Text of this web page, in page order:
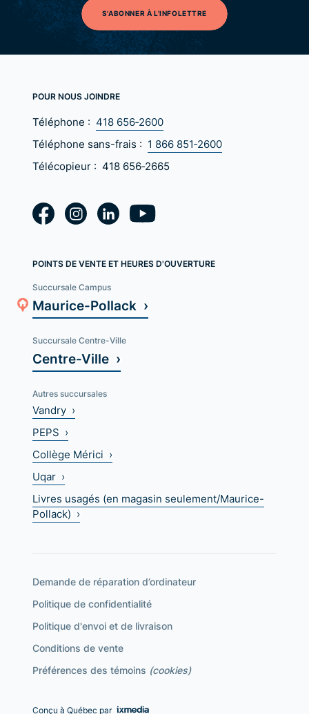
S'ABONNER À L'INFOLETTRE
POUR NOUS JOINDRE
Téléphone : 418 656‑2600
Téléphone sans-frais : 1 866 851‑2600
Télécopieur : 418 656‑2665
POINTS DE VENTE ET HEURES D'OUVERTURE
Succursale Campus
Maurice-Pollack ›
Succursale Centre-Ville
Centre-Ville ›
Autres succursales
Vandry ›
PEPS ›
Collège Mérici ›
Uqar ›
Livres usagés (en magasin seulement/Maurice-
Pollack) ›
Demande de réparation d’ordinateur
Politique de confidentialité
Politique d'envoi et de livraison
Conditions de vente
Préférences des témoins (cookies)
Conçu à Québec par